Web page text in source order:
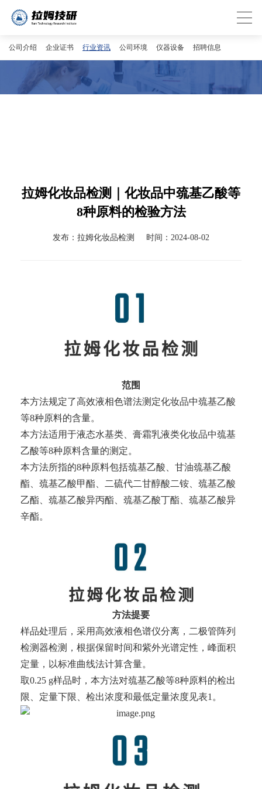
公司介绍 企业证书 行业资讯 公司环境 仪器设备 招聘信息
拉姆化妆品检测｜化妆品中巯基乙酸等
8种原料的检验方法
发布：拉姆化妆品检测 时间：2024-08-02
范围
本方法规定了高效液相色谱法测定化妆品中巯基乙酸
等8种原料的含量。
本方法适用于液态水基类、膏霜乳液类化妆品中巯基
乙酸等8种原料含量的测定。
本方法所指的8种原料包括巯基乙酸、甘油巯基乙酸
酯、巯基乙酸甲酯、二硫代二甘醇酸二铵、巯基乙酸
乙酯、巯基乙酸异丙酯、巯基乙酸丁酯、巯基乙酸异
辛酯。
方法提要
样品处理后，采用高效液相色谱仪分离，二极管阵列
检测器检测，根据保留时间和紫外光谱定性，峰面积
定量，以标准曲线法计算含量。
取0.25 g样品时，本方法对巯基乙酸等8种原料的检出
限、定量下限、检出浓度和最低定量浓度见表1。